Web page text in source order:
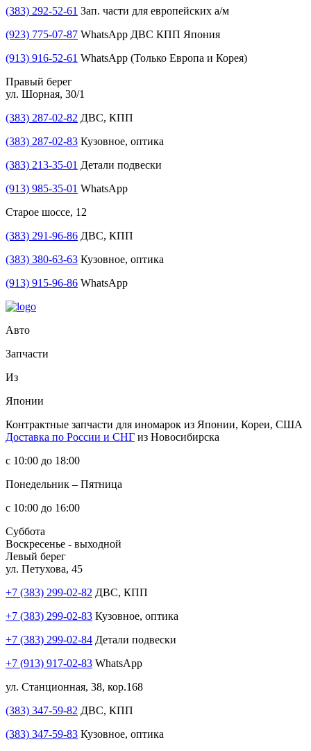
(383) 292-52-61 Зап. части для европейских а/м
(923) 775-07-87 WhatsApp ДВС КПП Япония
(913) 916-52-61 WhatsApp (Только Европа и Корея)
Правый берег
ул. Шорная, 30/1
(383) 287-02-82 ДВС, КПП
(383) 287-02-83 Кузовное, оптика
(383) 213-35-01 Детали подвески
(913) 985-35-01 WhatsApp
Старое шоссе, 12
(383) 291-96-86 ДВС, КПП
(383) 380-63-63 Кузовное, оптика
(913) 915-96-86 WhatsApp
Авто
Запчасти
Из
Японии
Контрактные запчасти для иномарок из Японии, Кореи, США
Доставка по России и СНГ из Новосибирска
с 10:00 до 18:00
Понедельник – Пятница
с 10:00 до 16:00
Суббота
Воскресенье - выходной
Левый берег
ул. Петухова, 45
+7 (383) 299-02-82 ДВС, КПП
+7 (383) 299-02-83 Кузовное, оптика
+7 (383) 299-02-84 Детали подвески
+7 (913) 917-02-83 WhatsApp
ул. Станционная, 38, кор.168
(383) 347-59-82 ДВС, КПП
(383) 347-59-83 Кузовное, оптика